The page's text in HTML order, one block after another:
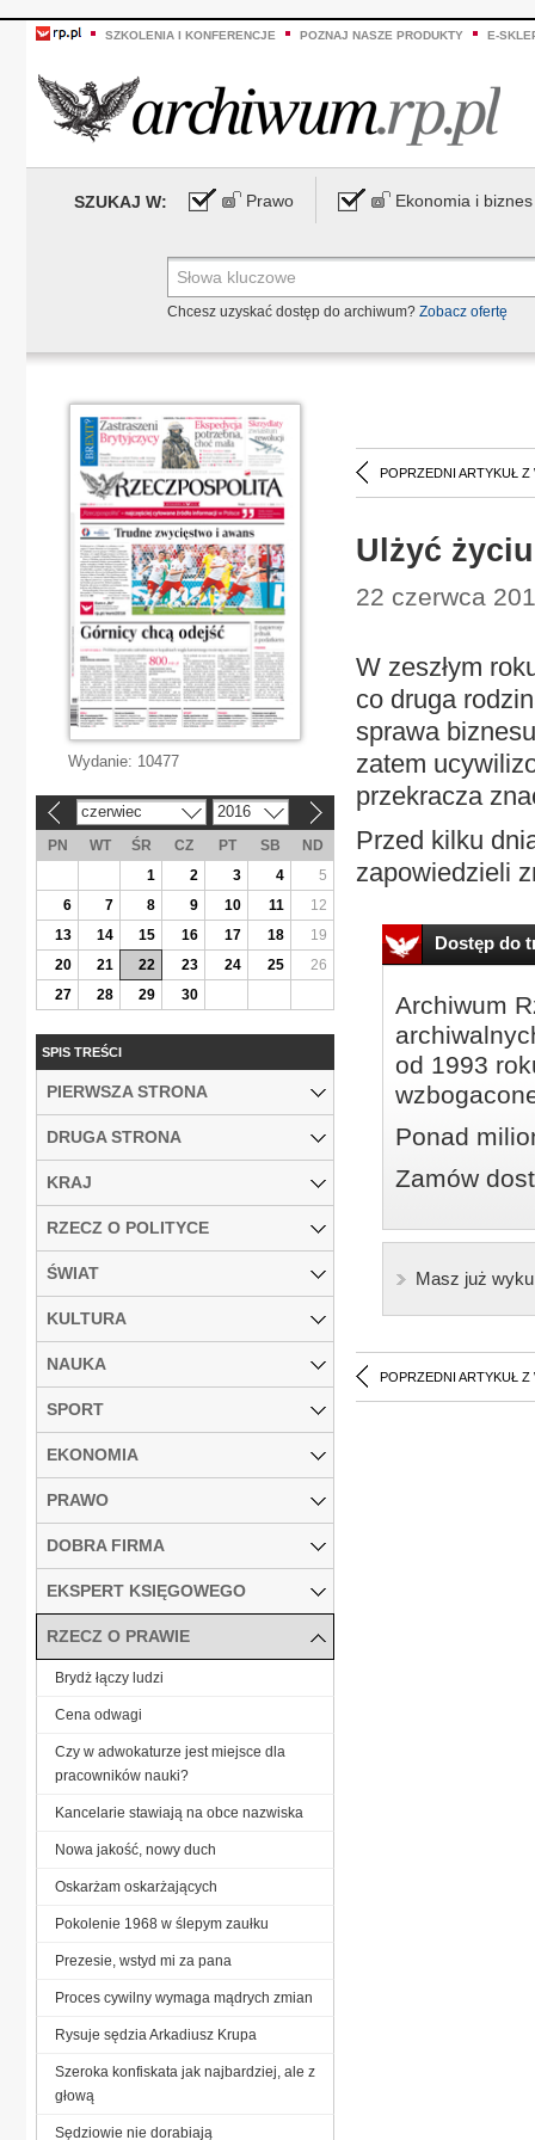
SZKOLENIA I KONFERENCJE POZNAJ NASZE PRODUKTY E-
SZUKAJ W: Prawo Ekonomia i biznes
Chcesz uzyskać dostęp do archiwum? Zobacz ofertę
POPRZEDNI ARTYKUŁ Z
Ulżyć
22 czerwca
W zeszłym
co druga
sprawa
zatem
przekracza
Przed kilku
zapowiedzieli
Dostęp do
Archiwum
od 1993
Ponad
Zamów
Masz już
POPRZEDNI ARTYKUŁ Z
Wydanie: 10477
czerwiec 2016
PN WT ŚR CZ PT SB
ND
1
2 3 4
5
6
7 8 9 10 11
12
13
14 15 16 17 18
19
20
21 22 23 24 25
26
27
28 29 30
SPIS TREŚCI
PIERWSZA STRONA
DRUGA STRONA
KRAJ
RZECZ O POLITYCE
ŚWIAT
KULTURA
NAUKA
SPORT
EKONOMIA
PRAWO
DOBRA FIRMA
EKSPERT KSIĘGOWEGO
RZECZ O PRAWIE
Brydż łączy ludzi
Cena odwagi
Czy w adwokaturze jest miejsce dla
pracowników nauki?
Kancelarie stawiają na obce nazwiska
Nowa jakość, nowy duch
Oskarżam oskarżających
Pokolenie 1968 w ślepym zaułku
Prezesie, wstyd mi za pana
Proces cywilny wymaga mądrych zmian
Rysuje sędzia Arkadiusz Krupa
Szeroka konfiskata jak najbardziej, ale z
głową
Sędziowie nie dorabiają